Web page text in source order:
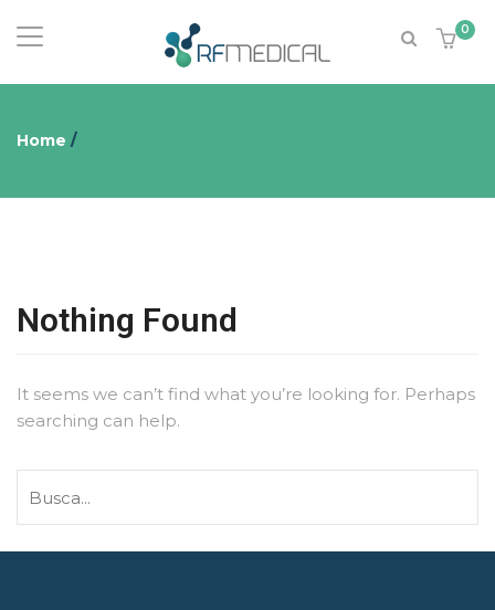
0
Home /
Nothing Found
It seems we can’t find what you’re looking for. Perhaps
searching can help.